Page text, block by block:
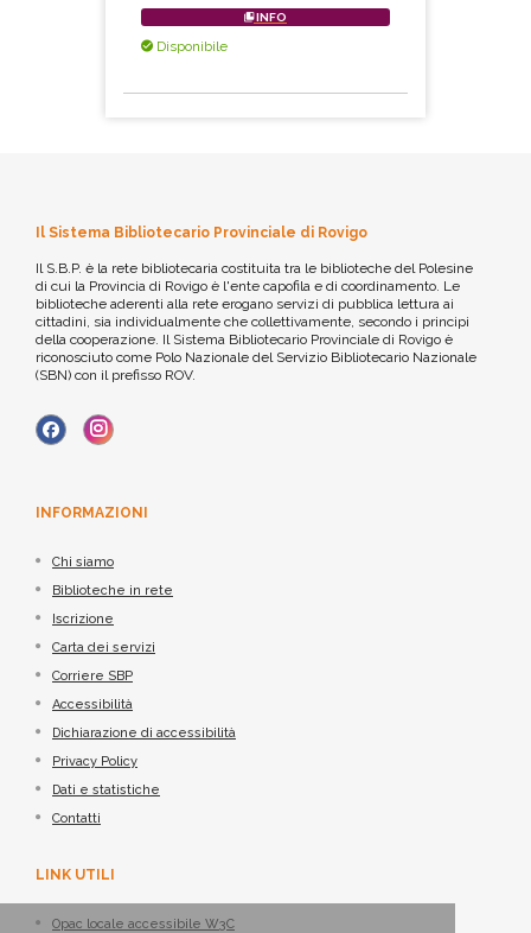
INFO
Disponibile
Il Sistema Bibliotecario Provinciale di Rovigo
Il S.B.P. è la rete bibliotecaria costituita tra le biblioteche del Polesine
di cui la Provincia di Rovigo è l'ente capofila e di coordinamento. Le
biblioteche aderenti alla rete erogano servizi di pubblica lettura ai
cittadini, sia individualmente che collettivamente, secondo i principi
della cooperazione. Il Sistema Bibliotecario Provinciale di Rovigo è
riconosciuto come Polo Nazionale del Servizio Bibliotecario Nazionale
(SBN) con il prefisso ROV.
INFORMAZIONI
Chi siamo
Biblioteche in rete
Iscrizione
Carta dei servizi
Corriere SBP
Accessibilità
Dichiarazione di accessibilità
Privacy Policy
Dati e statistiche
Contatti
LINK UTILI
Opac locale accessibile W3C